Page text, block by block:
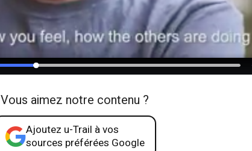
Vous aimez notre contenu ?
Ajoutez u-Trail à vos
sources préférées Google